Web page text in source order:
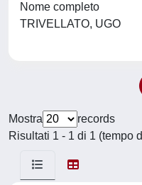
Nome completo
TRIVELLATO, UGO
Mostra
records
Risultati 1 - 1 di 1 (tempo